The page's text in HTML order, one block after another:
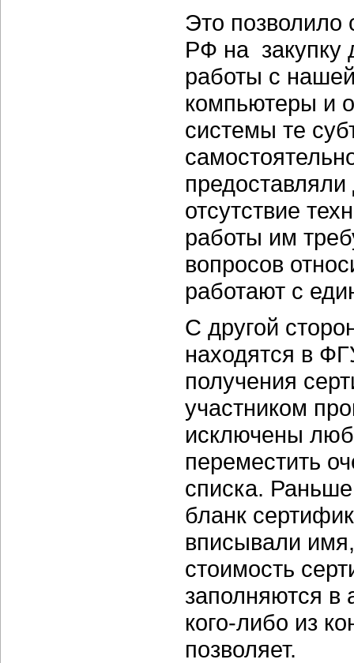
Это позволило
РФ на закупку
работы с
компьютеры и
системы те
отсутствие
работы им
вопросов
работают с
С другой
находятся в
получения
участником
исключены
переместить
списка.
бланк
вписывали
стоимость
заполняются в
кого-либо из
позволяет.